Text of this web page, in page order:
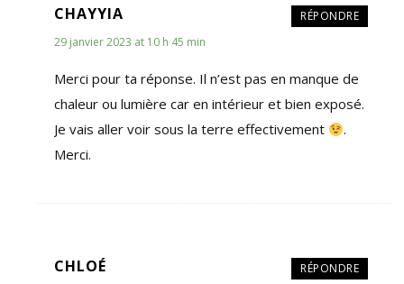
RÉPONDRE
CHAYYIA
29 janvier 2023 at 10 h 45 min
Merci pour ta réponse. Il n’est pas en manque de
chaleur ou lumière car en intérieur et bien exposé.
Je vais aller voir sous la terre effectivement
.
Merci.
RÉPONDRE
CHLOÉ